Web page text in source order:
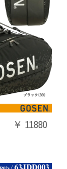
￥ 11880